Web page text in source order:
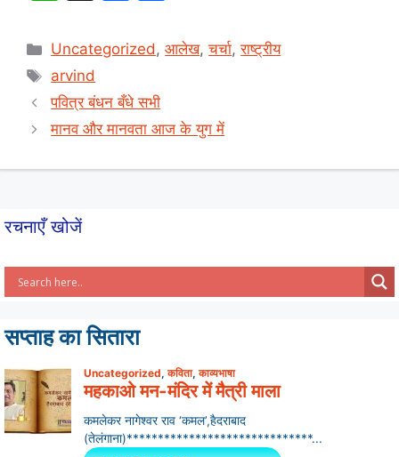
at
s
A
p
c
b
o
ar
Categories
Uncategorized,आलेख,चर्चा,राष्ट्रीय
Tags
arvind
पवित्र बंधन बँधे सभी
मानव और मानवता आज के युग में
रचनाएँ खोजें
सप्ताह का सितारा